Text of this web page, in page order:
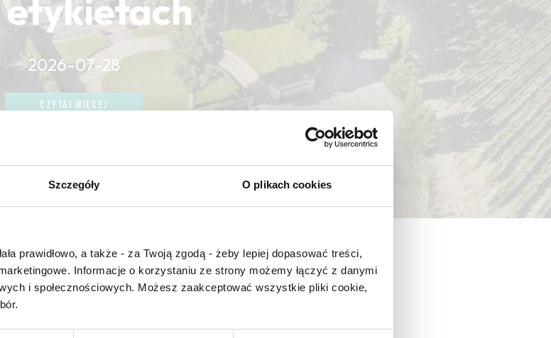
Szczegóły O plikach cookies
prawidłowo, a także - za Twoją zgodą - żeby lepiej dopasować treści,
Informacje o korzystaniu ze strony możemy łączyć z danymi
i społecznościowych. Możesz zaakceptować wszystkie pliki cookie,
etykietach
2026-07-28
CZYTAJ WIĘCEJ
CZYTAJ WIĘCEJ